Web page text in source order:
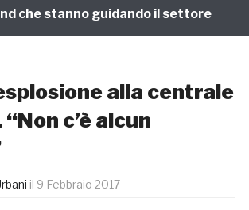
stanno guidando il settore
alla centrale
c’è alcun
il 9 Febbraio 2017